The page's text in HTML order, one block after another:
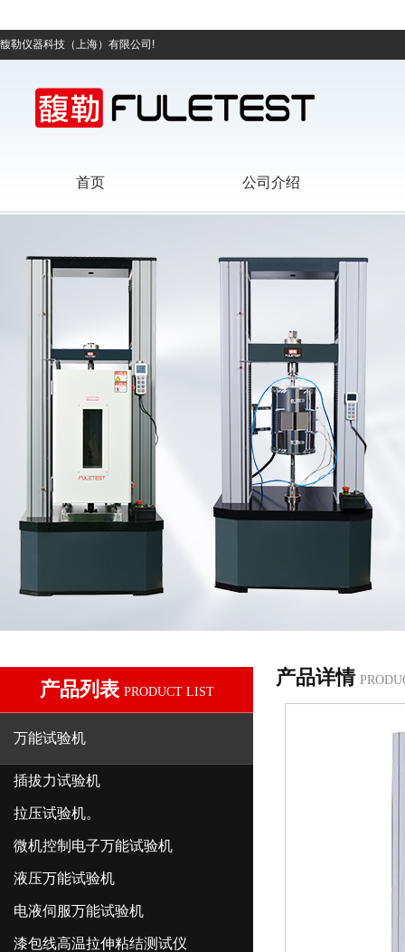
馥勒仪器科技（上海）有限公司!
首页 公司介绍
产品列表 PRODUCT LIST
万能试验机
插拔力试验机
拉压试验机。
微机控制电子万能试验机
液压万能试验机
电液伺服万能试验机
漆包线高温拉伸粘结测试仪
产品详情